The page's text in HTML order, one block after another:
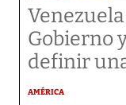
Gobierno
definir
AMÉRICA